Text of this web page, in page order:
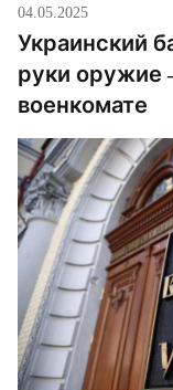
04.05.2025
Украинский
руки оружие
военкомате